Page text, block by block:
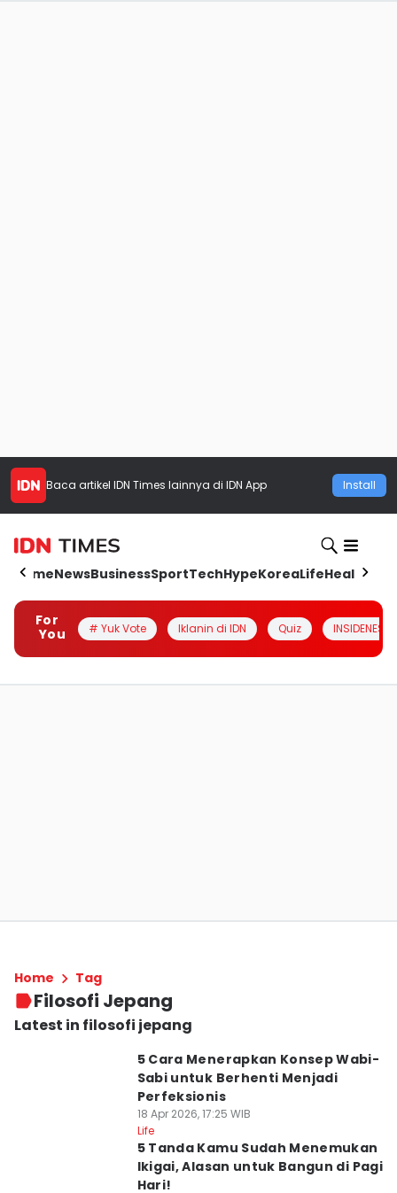
Baca artikel IDN Times lainnya di IDN App Install
HomeNewsBusinessSportTechHypeKoreaLifeHealth
For
You
# Yuk Vote Iklanin di IDN Quiz INSIDENESIA
Home Tag
Filosofi Jepang
Latest in filosofi jepang
5 Cara Menerapkan Konsep Wabi-
Sabi untuk Berhenti Menjadi
Perfeksionis
18 Apr 2026, 17:25 WIB
Life
5 Tanda Kamu Sudah Menemukan
Ikigai, Alasan untuk Bangun di Pagi
Hari!